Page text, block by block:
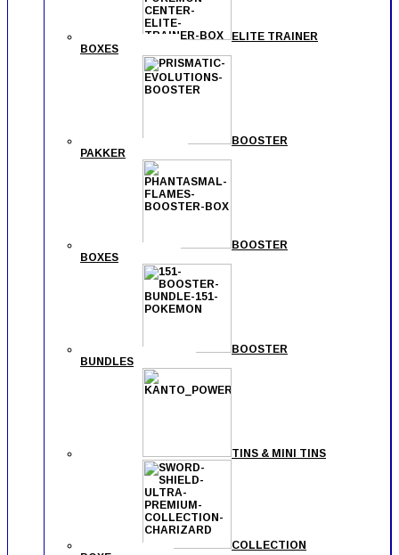
ELITE TRAINER
BOXES
BOOSTER
PAKKER
BOOSTER
BOXES
BOOSTER
BUNDLES
TINS & MINI TINS
COLLECTION